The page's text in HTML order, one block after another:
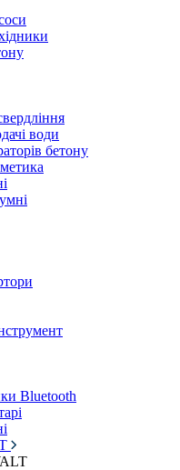
води
бетону
Bluetooth